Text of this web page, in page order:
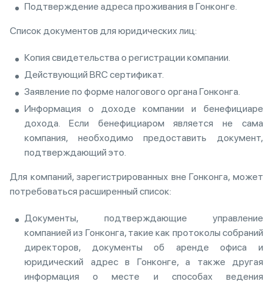
Подтверждение адреса проживания в Гонконге.
Список документов для юридических лиц:
Копия свидетельства о регистрации компании.
Действующий BRC сертификат.
Заявление по форме налогового органа Гонконга.
Информация о доходе компании и бенефициаре
дохода. Если бенефициаром является не сама
компания, необходимо предоставить документ,
подтверждающий это.
Для компаний, зарегистрированных вне Гонконга, может
потребоваться расширенный список:
Документы, подтверждающие управление
компанией из Гонконга, такие как протоколы собраний
директоров, документы об аренде офиса и
юридический адрес в Гонконге, а также другая
информация о месте и способах ведения